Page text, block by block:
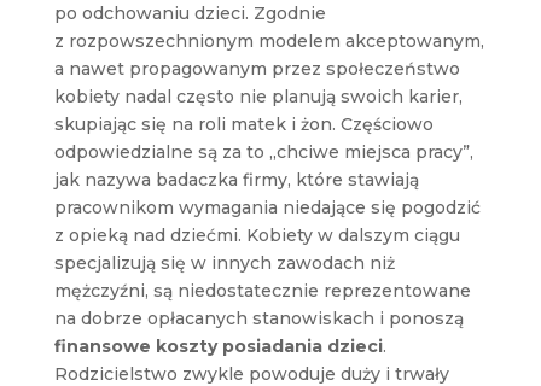
po odchowaniu dzieci. Zgodnie
z rozpowszechnionym modelem akceptowanym,
a nawet propagowanym przez społeczeństwo
kobiety nadal często nie planują swoich karier,
skupiając się na roli matek i żon. Częściowo
odpowiedzialne są za to „chciwe miejsca pracy”,
jak nazywa badaczka firmy, które stawiają
pracownikom wymagania niedające się pogodzić
z opieką nad dziećmi. Kobiety w dalszym ciągu
specjalizują się w innych zawodach niż
mężczyźni, są niedostatecznie reprezentowane
na dobrze opłacanych stanowiskach i ponoszą
finansowe koszty posiadania dzieci.
Rodzicielstwo zwykle powoduje duży i trwały